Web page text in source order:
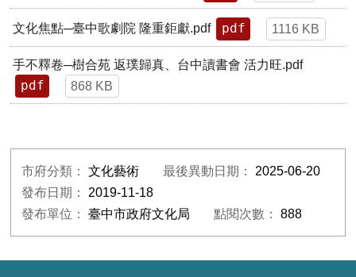
文化焦點─臺中歌劇院 隆重鉅獻.pdf pdf 1116 KB
手不釋卷─樹合苑 返璞歸真、台中讀書會 活力旺.pdf
pdf 868 KB
市府分類：文化藝術 最後異動日期： 2025-06-20
發布日期： 2019-11-18
發布單位：臺中市政府文化局 點閱次數： 888